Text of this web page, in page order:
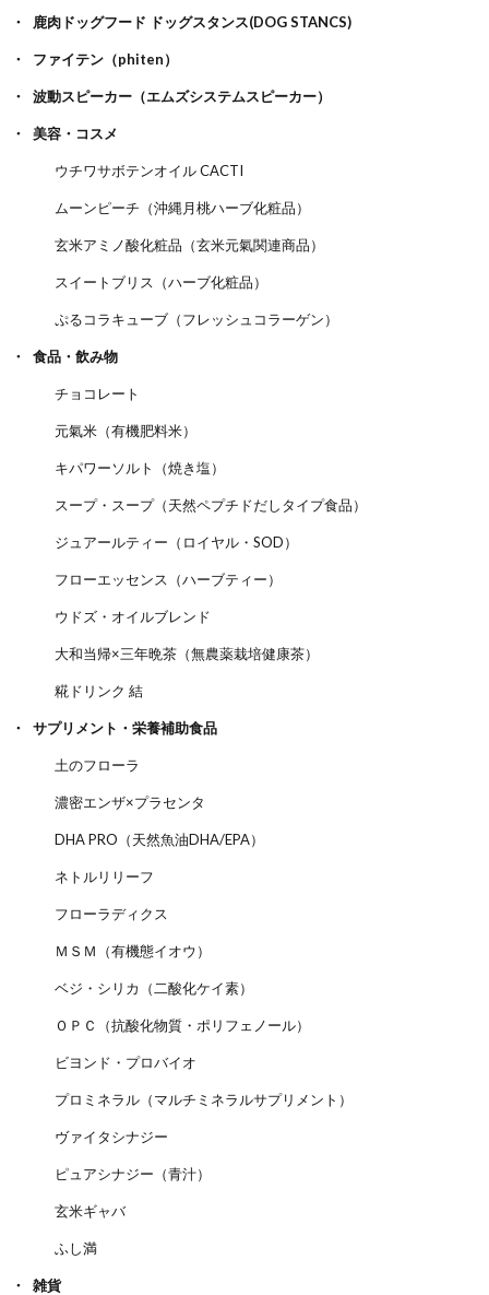
鹿肉ドッグフード ドッグスタンス(DOG STANCS)
ファイテン（phiten）
波動スピーカー（エムズシステムスピーカー）
美容・コスメ
ウチワサボテンオイル CACTI
ムーンピーチ（沖縄月桃ハーブ化粧品）
玄米アミノ酸化粧品（玄米元氣関連商品）
スイートブリス（ハーブ化粧品）
ぷるコラキューブ（フレッシュコラーゲン）
食品・飲み物
チョコレート
元氣米（有機肥料米）
キパワーソルト（焼き塩）
スープ・スープ（天然ペプチドだしタイプ食品）
ジュアールティー（ロイヤル・SOD）
フローエッセンス（ハーブティー）
ウドズ・オイルブレンド
大和当帰×三年晩茶（無農薬栽培健康茶）
糀ドリンク 結
サプリメント・栄養補助食品
土のフローラ
濃密エンザ×プラセンタ
DHA PRO（天然魚油DHA/EPA）
ネトルリリーフ
フローラディクス
ＭＳＭ（有機態イオウ）
ベジ・シリカ（二酸化ケイ素）
ＯＰＣ（抗酸化物質・ポリフェノール）
ビヨンド・プロバイオ
プロミネラル（マルチミネラルサプリメント）
ヴァイタシナジー
ピュアシナジー（青汁）
玄米ギャバ
ふし満
雑貨